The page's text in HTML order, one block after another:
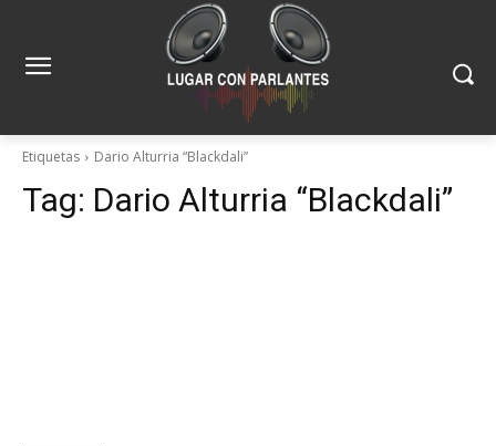
Etiquetas Dario Alturria “Blackdali”
Tag: Dario Alturria “Blackdali”